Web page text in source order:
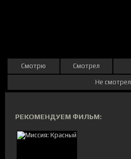
Смотрю Смотрел
Не смотрел
РЕКОМЕНДУЕМ ФИЛЬМ: